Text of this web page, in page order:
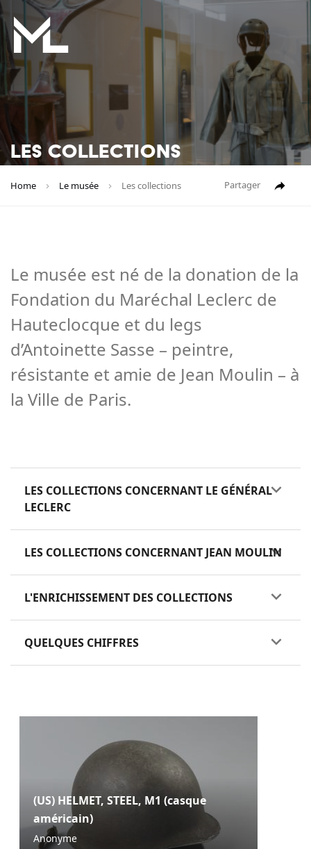
LES COLLECTIONS
Home Le musée Les collections Partager
Le musée est né de la donation de la
Fondation du Maréchal Leclerc de
Hauteclocque et du legs
d’Antoinette Sasse – peintre,
résistante et amie de Jean Moulin – à
la Ville de Paris.
LES COLLECTIONS CONCERNANT LE GÉNÉRAL
LECLERC
LES COLLECTIONS CONCERNANT JEAN MOULIN
L'ENRICHISSEMENT DES COLLECTIONS
QUELQUES CHIFFRES
(US) HELMET, STEEL, M1 (casque
américain)
Anonyme